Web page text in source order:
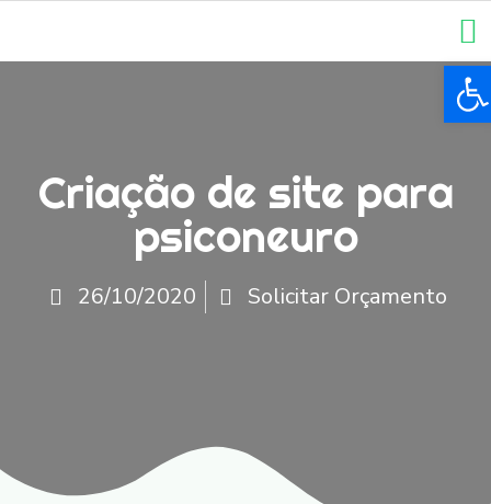
Criação de site para
psiconeuro
26/10/2020 Solicitar Orçamento